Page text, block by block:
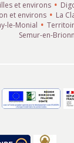
et environs
et environs
La
le-Monial
Semur-en-